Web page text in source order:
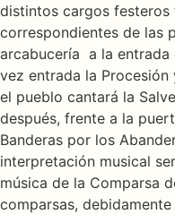
distintos cargos festeros
correspondientes de las
arcabucería a la
vez entrada la Procesión
el pueblo cantará la
después, frente a la
Banderas por los
interpretación musical
música de la Comparsa
comparsas,